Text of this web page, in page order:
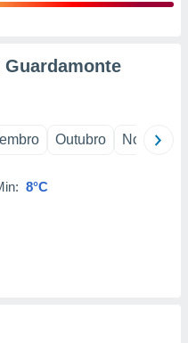
Outubro Novembro
8°C